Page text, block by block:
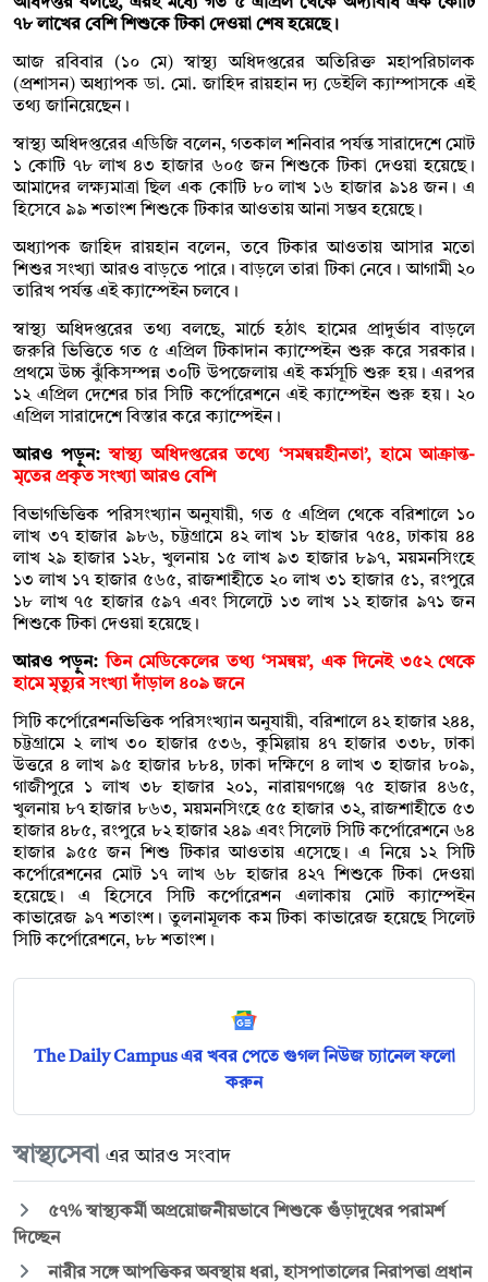
৭৮ লাখের বেশি শিশুকে টিকা দেওয়া শেষ হয়েছে।
আজ রবিবার (১০ মে) স্বাস্থ্য অধিদপ্তরের অতিরিক্ত মহাপরিচালক
(প্রশাসন) অধ্যাপক ডা. মো. জাহিদ রায়হান দ্য ডেইলি ক্যাম্পাসকে এই
তথ্য জানিয়েছেন।
স্বাস্থ্য অধিদপ্তরের এডিজি বলেন, গতকাল শনিবার পর্যন্ত সারাদেশে মোট
১ কোটি ৭৮ লাখ ৪৩ হাজার ৬০৫ জন শিশুকে টিকা দেওয়া হয়েছে।
আমাদের লক্ষ্যমাত্রা ছিল এক কোটি ৮০ লাখ ১৬ হাজার ৯১৪ জন। এ
হিসেবে ৯৯ শতাংশ শিশুকে টিকার আওতায় আনা সম্ভব হয়েছে।
অধ্যাপক জাহিদ রায়হান বলেন, তবে টিকার আওতায় আসার মতো
শিশুর সংখ্যা আরও বাড়তে পারে। বাড়লে তারা টিকা নেবে। আগামী ২০
তারিখ পর্যন্ত এই ক্যাম্পেইন চলবে।
স্বাস্থ্য অধিদপ্তরের তথ্য বলছে, মার্চে হঠাৎ হামের প্রাদুর্ভাব বাড়লে
জরুরি ভিত্তিতে গত ৫ এপ্রিল টিকাদান ক্যাম্পেইন শুরু করে সরকার।
প্রথমে উচ্চ ঝুঁকিসম্পন্ন ৩০টি উপজেলায় এই কর্মসূচি শুরু হয়। এরপর
১২ এপ্রিল দেশের চার সিটি কর্পোরেশনে এই ক্যাম্পেইন শুরু হয়। ২০
এপ্রিল সারাদেশে বিস্তার করে ক্যাম্পেইন।
আরও পড়ুন:স্বাস্থ্য অধিদপ্তরের তথ্যে ‘সমন্বয়হীনতা’, হামে আক্রান্ত-
মৃতের প্রকৃত সংখ্যা আরও বেশি
বিভাগভিত্তিক পরিসংখ্যান অনুযায়ী, গত ৫ এপ্রিল থেকে বরিশালে ১০
লাখ ৩৭ হাজার ৯৮৬, চট্টগ্রামে ৪২ লাখ ১৮ হাজার ৭৫৪, ঢাকায় ৪৪
লাখ ২৯ হাজার ১২৮, খুলনায় ১৫ লাখ ৯৩ হাজার ৮৯৭, ময়মনসিংহে
১৩ লাখ ১৭ হাজার ৫৬৫, রাজশাহীতে ২০ লাখ ৩১ হাজার ৫১, রংপুরে
১৮ লাখ ৭৫ হাজার ৫৯৭ এবং সিলেটে ১৩ লাখ ১২ হাজার ৯৭১ জন
শিশুকে টিকা দেওয়া হয়েছে।
আরও পড়ুন:তিন মেডিকেলের তথ্য ‘সমন্বয়’, এক দিনেই ৩৫২ থেকে
হামে মৃত্যুর সংখ্যা দাঁড়াল ৪০৯ জনে
সিটি কর্পোরেশনভিত্তিক পরিসংখ্যান অনুযায়ী, বরিশালে ৪২ হাজার ২৪৪,
চট্টগ্রামে ২ লাখ ৩০ হাজার ৫৩৬, কুমিল্লায় ৪৭ হাজার ৩৩৮, ঢাকা
উত্তরে ৪ লাখ ৯৫ হাজার ৮৮৪, ঢাকা দক্ষিণে ৪ লাখ ৩ হাজার ৮০৯,
গাজীপুরে ১ লাখ ৩৮ হাজার ২০১, নারায়ণগঞ্জে ৭৫ হাজার ৪৬৫,
খুলনায় ৮৭ হাজার ৮৬৩, ময়মনসিংহে ৫৫ হাজার ৩২, রাজশাহীতে ৫৩
হাজার ৪৮৫, রংপুরে ৮২ হাজার ২৪৯ এবং সিলেট সিটি কর্পোরেশনে ৬৪
হাজার ৯৫৫ জন শিশু টিকার আওতায় এসেছে। এ নিয়ে ১২ সিটি
কর্পোরেশনের মোট ১৭ লাখ ৬৮ হাজার ৪২৭ শিশুকে টিকা দেওয়া
হয়েছে। এ হিসেবে সিটি কর্পোরেশন এলাকায় মোট ক্যাম্পেইন
কাভারেজ ৯৭ শতাংশ। তুলনামূলক কম টিকা কাভারেজ হয়েছে সিলেট
সিটি কর্পোরেশনে, ৮৮ শতাংশ।
The Daily Campus এর খবর পেতে গুগল নিউজ চ্যানেল ফলো
করুন
স্বাস্থ্যসেবা এর আরও সংবাদ
৫৭% স্বাস্থ্যকর্মী অপ্রয়োজনীয়ভাবে শিশুকে গুঁড়াদুধের পরামর্শ
দিচ্ছেন
নারীর সঙ্গে আপত্তিকর অবস্থায় ধরা, হাসপাতালের নিরাপত্তা প্রধান